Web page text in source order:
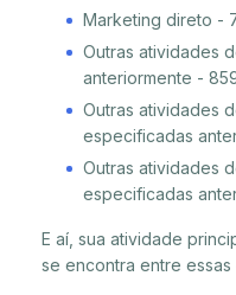
Marketing direto -
Outras atividades
anteriormente -
Outras atividades
especificadas
Outras atividades
especificadas
E aí, sua atividade
se encontra entre essas